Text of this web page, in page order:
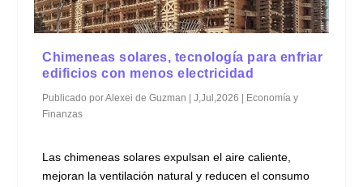
Chimeneas solares, tecnología para enfriar
edificios con menos electricidad
Publicado porAlexei de Guzman |J,Jul,2026
Economía y
Finanzas
Las chimeneas solares expulsan el aire caliente,
mejoran la ventilación natural y reducen el consumo